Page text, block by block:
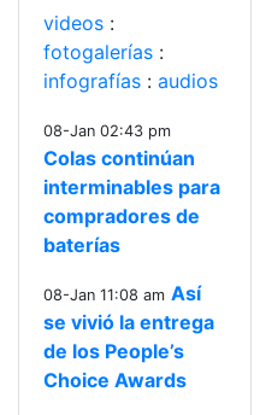
videos :
fotogalerías :
infografías : audios
08-Jan 02:43 pm
Colas continúan
interminables para
compradores de
baterías
08-Jan 11:08 am Así
se vivió la entrega
de los People’s
Choice Awards